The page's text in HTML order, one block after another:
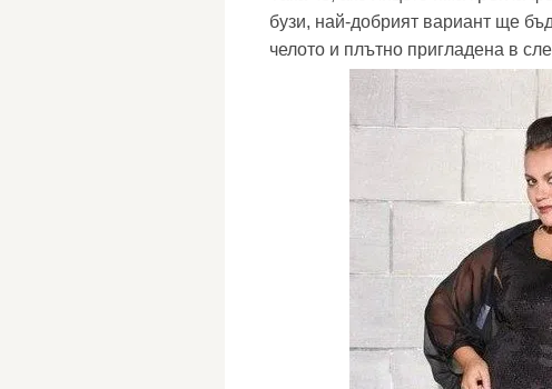
бузи, най-добрият вариант ще
челото и плътно пригладена в